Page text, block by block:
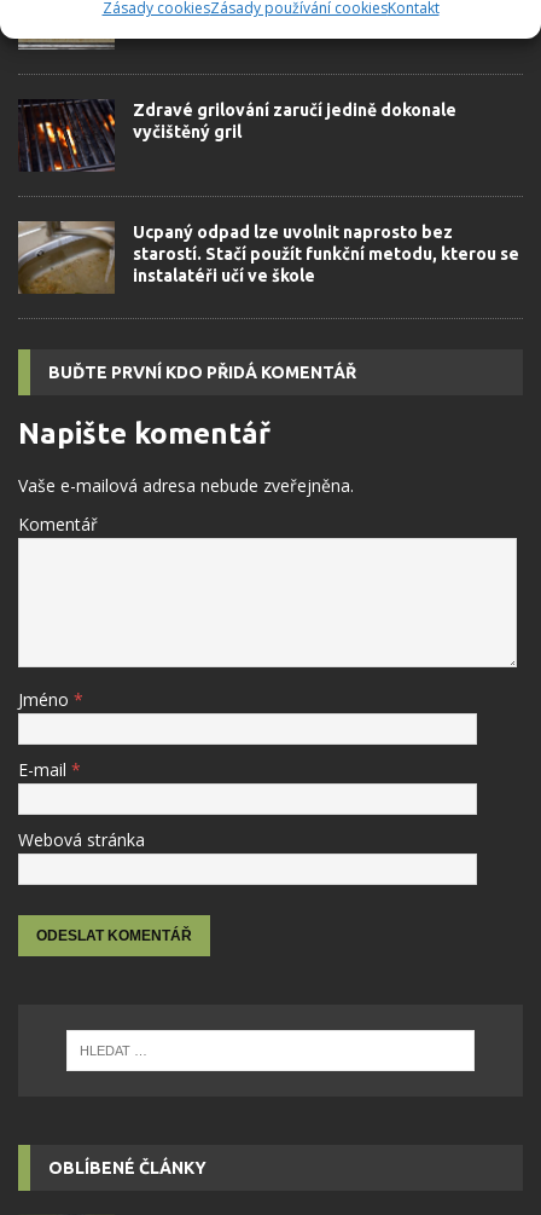
Zásady cookiesZásady používání cookiesKontakt
skříni tento poklad leží téměř v každé
Zdravé grilování zaručí jedině dokonale
vyčištěný gril
Ucpaný odpad lze uvolnit naprosto bez
starostí. Stačí použít funkční metodu, kterou se
instalatéři učí ve škole
BUĎTE PRVNÍ KDO PŘIDÁ KOMENTÁŘ
Napište komentář
Vaše e-mailová adresa nebude zveřejněna.
Komentář
Jméno *
E-mail *
Webová stránka
OBLÍBENÉ ČLÁNKY